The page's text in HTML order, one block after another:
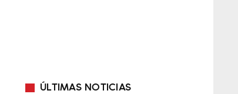
ÚLTIMAS NOTICIAS